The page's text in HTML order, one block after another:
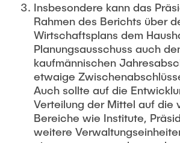
Insbesondere kann das
Rahmen des Berichts über
Wirtschaftsplans dem
Planungsausschuss auch
kaufmännischen
etwaige
Auch sollte auf die
Verteilung der Mittel auf die
Bereiche wie Institute,
weitere